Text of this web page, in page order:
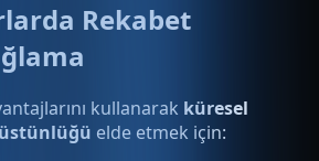
Rekabet
kullanarak küresel
elde etmek için: